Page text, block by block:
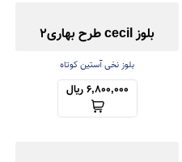
بلوز cecil طرح بهاری2
بلوز نخی آستین کوتاه
6,800,000 ریال